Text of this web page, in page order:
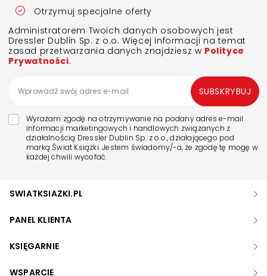
Otrzymuj specjalne oferty
Administratorem Twoich danych osobowych jest
Dressler Dublin Sp. z o.o. Więcej informacji na temat
zasad przetwarzania danych znajdziesz w Polityce
Prywatności.
Wyrażam zgodę na otrzymywanie na podany adres e-mail
informacji marketingowych i handlowych związanych z
działalnością Dressler Dublin Sp. z o.o., działającego pod
marką Świat Książki. Jestem świadomy/-a, że zgodę tę mogę w
każdej chwili wycofać.
SUBSKRYBUJ
SWIATKSIAZKI.PL
PANEL KLIENTA
KSIĘGARNIE
WSPARCIE